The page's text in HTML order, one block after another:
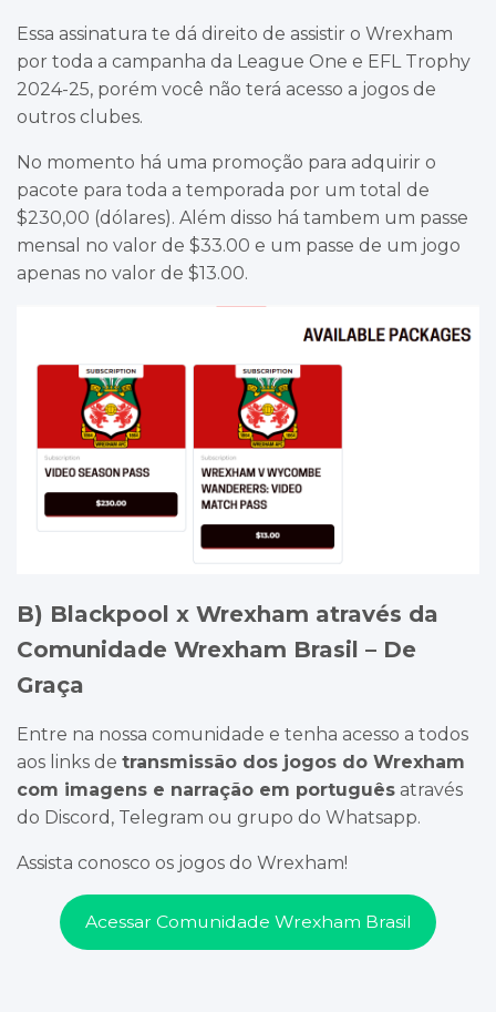
Essa assinatura te dá direito de assistir o Wrexham
por toda a campanha da League One e EFL Trophy
2024-25, porém você não terá acesso a jogos de
outros clubes.
No momento há uma promoção para adquirir o
pacote para toda a temporada por um total de
$230,00 (dólares). Além disso há tambem um passe
mensal no valor de $33.00 e um passe de um jogo
apenas no valor de $13.00.
B) Blackpool x Wrexham através da
Comunidade Wrexham Brasil – De
Graça
Entre na nossa comunidade e tenha acesso a todos
aos links de transmissão dos jogos do Wrexham
com imagens e narração em português através
do Discord, Telegram ou grupo do Whatsapp.
Assista conosco os jogos do Wrexham!
Acessar Comunidade Wrexham Brasil